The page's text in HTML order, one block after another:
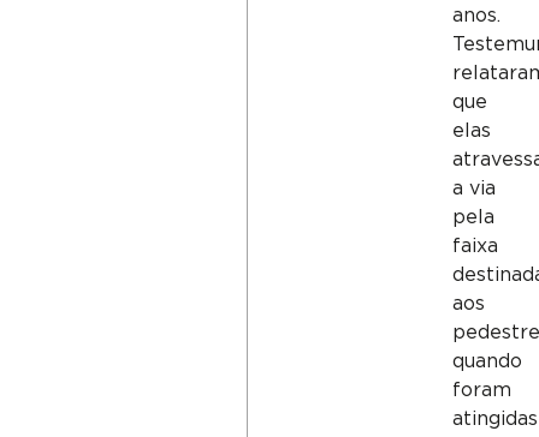
anos.
que
elas
a via
pela
faixa
aos
quando
foram
atingidas